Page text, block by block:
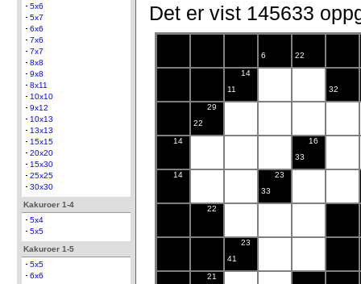
5x6
5x7
6x6
7x6
7x7
8x8
9x8
8x11
10x10
9x12
10x13
13x13
15x15
20x20
15x30
25x25
30x30
Kakuroer 1-4
5x4
5x5
Kakuroer 1-5
5x5
6x6
Det er vist 145633
6
22
14
11
32
29
22
14
16
33
14
23
33
22
23
41
21